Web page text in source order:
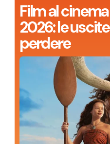
Film al
2026: le
perdere